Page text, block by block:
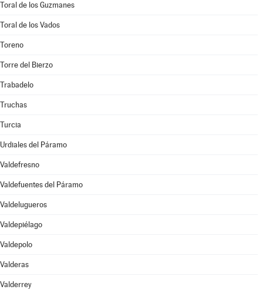
Toral de los Guzmanes
Toral de los Vados
Toreno
Torre del Bierzo
Trabadelo
Truchas
Turcia
Urdiales del Páramo
Valdefresno
Valdefuentes del Páramo
Valdelugueros
Valdepiélago
Valdepolo
Valderas
Valderrey